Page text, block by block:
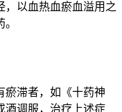
，以血热血瘀血溢用之
瘀滞者，如《十药神
酒调服，治疗上述症